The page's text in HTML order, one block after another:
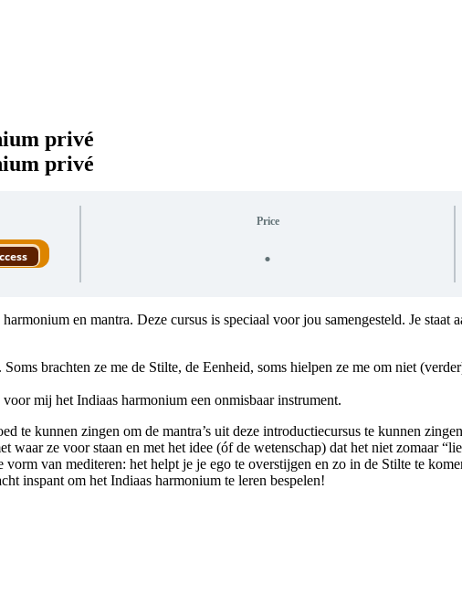
privé
privé
Price
.
en mantra. Deze cursus is speciaal voor jou samengesteld. Je staat
brachten ze me de Stilte, de Eenheid, soms hielpen ze me om niet
mij het Indiaas harmonium een onmisbaar instrument.
te kunnen zingen om de mantra’s uit deze introductiecursus te kunnen
waar ze voor staan en met het idee (óf de wetenschap) dat het niet zomaar
vorm van mediteren: het helpt je je ego te overstijgen en zo in de Stilte te
inspant om het Indiaas harmonium te leren bespelen!